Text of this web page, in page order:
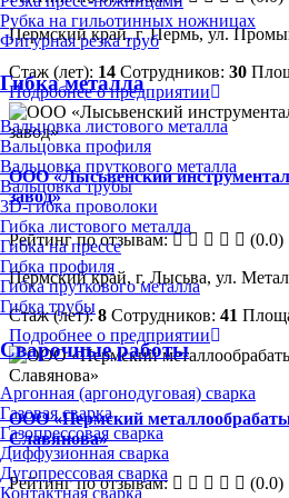
Рубка на гильотинных ножницах
Фигурная резка труб
Гибка металла
Вальцовка листового металла
Вальцовка профиля
Вальцовка пруткового металла
Вальцовка трубы
3D-гибка проволоки
Гибка листового металла
Гибка на прессе
Гибка профиля
Гибка пруткового металла
Гибка трубы
Сварочные работы
Аргонная (аргонодуговая) сварка
Газовая сварка
Газопрессовая сварка
Диффузионная сварка
Дугопрессовая сварка
Контактная сварка
Пермский край, г. Пермь, ул.
Стаж (лет): 14 Сотрудников: 30
Подробнее о предприятии
ООО «Лысьвенский
завод»
Рейтинг по отзывам:
(0.0)
Пермский край, г. Лысьва, ул.
Стаж (лет):8 Сотрудников: 41
Подробнее о предприятии
ООО «Пермский
Славянова»
Рейтинг по отзывам: (0.0)